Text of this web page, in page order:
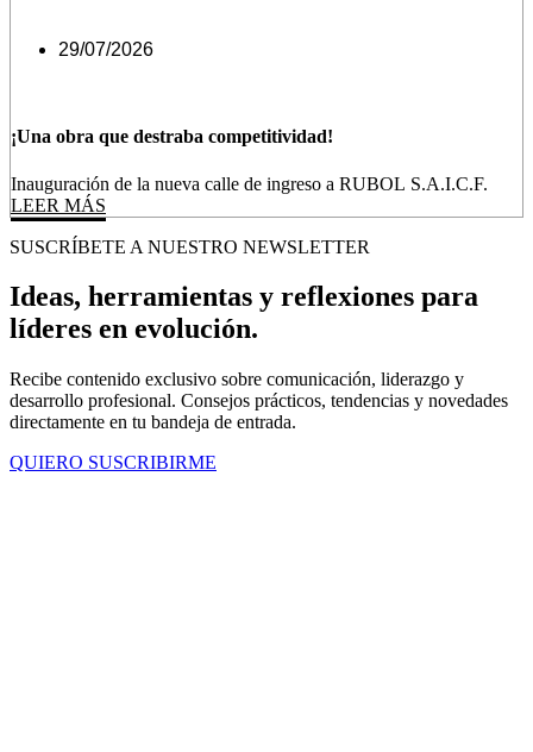
29/07/2026
¡Una obra que destraba competitividad!
Inauguración de la nueva calle de ingreso a RUBOL S.A.I.C.F.
LEER MÁS
SUSCRÍBETE A NUESTRO NEWSLETTER
Ideas, herramientas y reflexiones para
líderes en evolución.
Recibe contenido exclusivo sobre comunicación, liderazgo y
desarrollo profesional. Consejos prácticos, tendencias y novedades
directamente en tu bandeja de entrada.
QUIERO SUSCRIBIRME